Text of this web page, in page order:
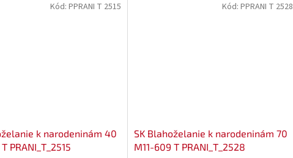
k narodeninám 40
PRANI_T_2515
Kód: PPRANI T 2515
SK Blahoželanie k narodeninám 70
M11-609 T PRANI_T_2528
Kód: PPRANI T 2528